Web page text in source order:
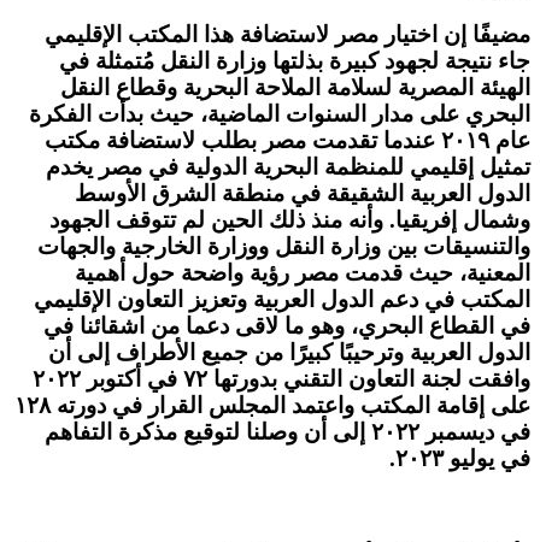
مضيفًا إن اختيار مصر لاستضافة هذا المكتب الإقليمي
جاء نتيجة لجهود كبيرة بذلتها وزارة النقل مُتمثلة في
الهيئة المصرية لسلامة الملاحة البحرية وقطاع النقل
البحري على مدار السنوات الماضية، حيث بدأت الفكرة
عام ٢٠١٩ عندما تقدمت مصر بطلب لاستضافة مكتب
تمثيل إقليمي للمنظمة البحرية الدولية في مصر يخدم
الدول العربية الشقيقة في منطقة الشرق الأوسط
وشمال إفريقيا. وأنه منذ ذلك الحين لم تتوقف الجهود
والتنسيقات بين وزارة النقل ووزارة الخارجية والجهات
المعنية، حيث قدمت مصر رؤية واضحة حول أهمية
المكتب في دعم الدول العربية وتعزيز التعاون الإقليمي
في القطاع البحري، وهو ما لاقى دعما من اشقائنا في
الدول العربية وترحيبًا كبيرًا من جميع الأطراف إلى أن
وافقت لجنة التعاون التقني بدورتها ۷۲ في أكتوبر ۲۰۲۲
على إقامة المكتب واعتمد المجلس القرار في دورته ١٢٨
في ديسمبر ٢٠٢٢ إلى أن وصلنا لتوقيع مذكرة التفاهم
في يوليو ٢٠٢٣.